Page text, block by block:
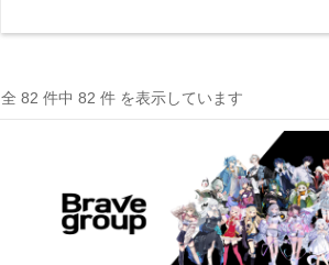
全 82 件中 82 件 を表示しています